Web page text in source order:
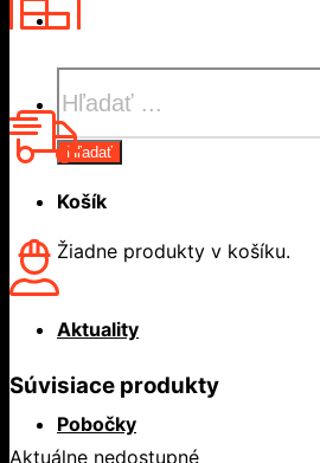
search
Hľadať
Košík
Žiadne produkty v košíku.
Aktuality
Pobočky
Súvisiace produkty
Aktuálne nedostupné